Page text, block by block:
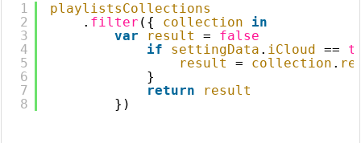
1
2
3
4
5
6
7
8
playlistsCollections
. filter ({ collection
in
var
result = false
if
settingData . iCloud ==
result
= collection .
}
return
result
})